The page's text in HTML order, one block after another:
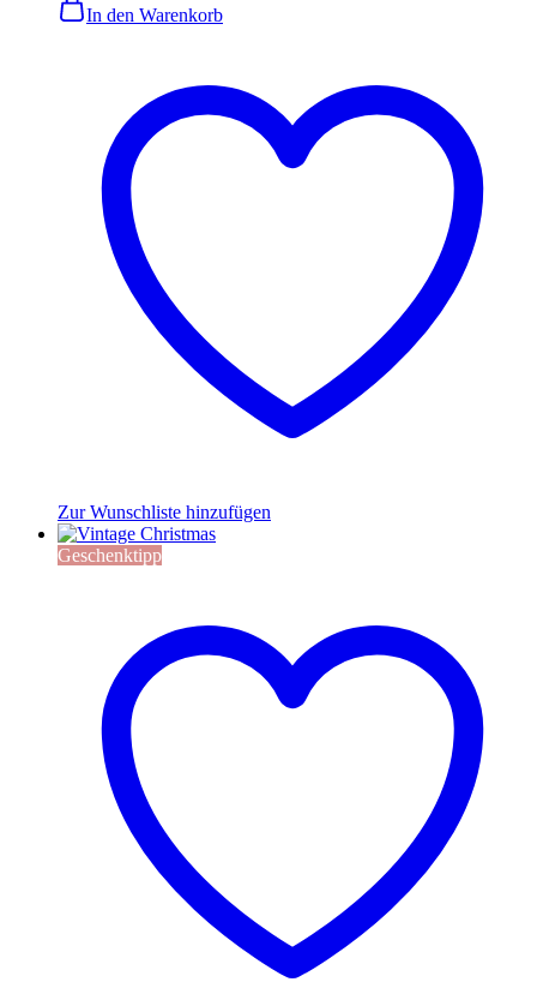
In den Warenkorb
Zur Wunschliste hinzufügen
Geschenktipp